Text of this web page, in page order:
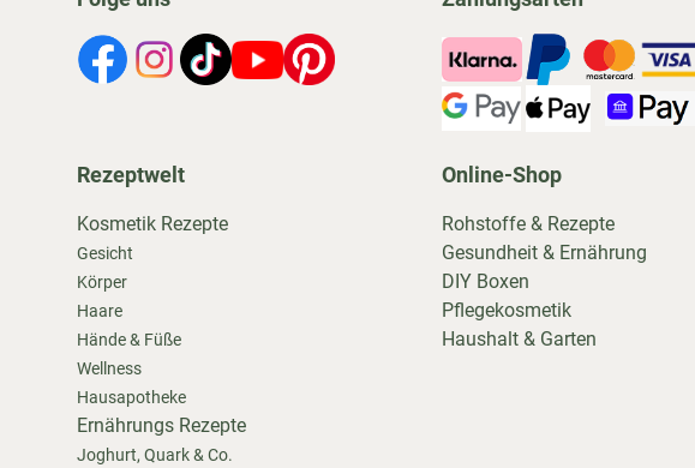
Rezeptwelt
Kosmetik Rezepte
Gesicht
Körper
Haare
Hände & Füße
Wellness
Hausapotheke
Ernährungs Rezepte
Joghurt, Quark & Co.
Online-Shop
Rohstoffe & Rezepte
Gesundheit & Ernährung
DIY Boxen
Pflegekosmetik
Haushalt & Garten